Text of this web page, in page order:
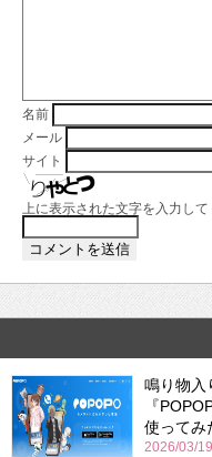
名前
メール
サイト
上に表示された文字を入力して
鳴り物入
『
使ってみ
2026/03/